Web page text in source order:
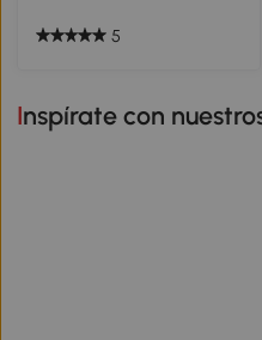
5
Inspírate con